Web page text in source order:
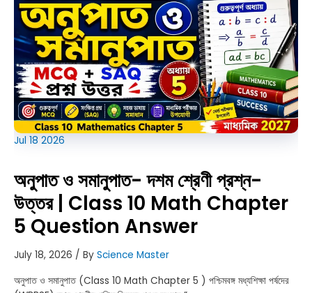
সিলেবাস
Jul 18 2026
অনুপাত ও সমানুপাত- দশম শ্রেণী প্রশ্ন-
উত্তর | Class 10 Math Chapter
5 Question Answer
July 18, 2026 / By Science Master
অনুপাত ও সমানুপাত (Class 10 Math Chapter 5 ) পশ্চিমবঙ্গ মধ্যশিক্ষা পর্ষদের